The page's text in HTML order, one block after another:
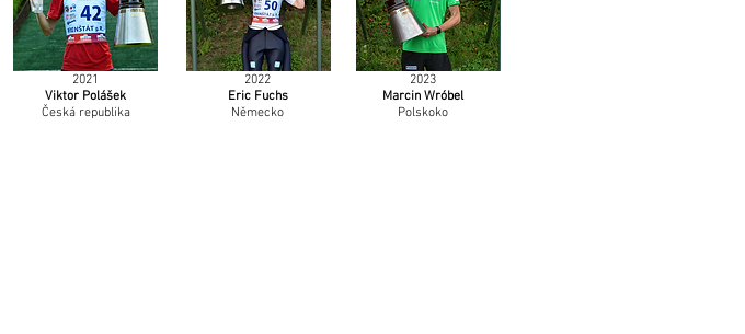
2021
Viktor Polášek
Česká republika
2022
Eric Fuchs
Německo
2023
Marcin Wróbel
Polskoko